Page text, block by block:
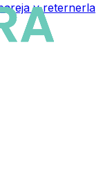
y reternerla